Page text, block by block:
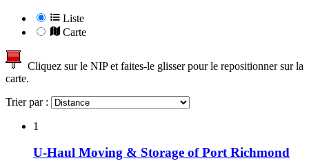
Liste
Carte
Cliquez sur le NIP et faites-le glisser pour le repositionner sur la
carte.
Trier par :
1
U-Haul Moving & Storage of Port Richmond